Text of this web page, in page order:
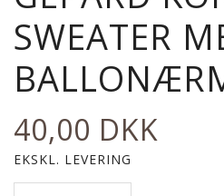
SWEATER
40,00 DKK
EKSKL. LEVERING